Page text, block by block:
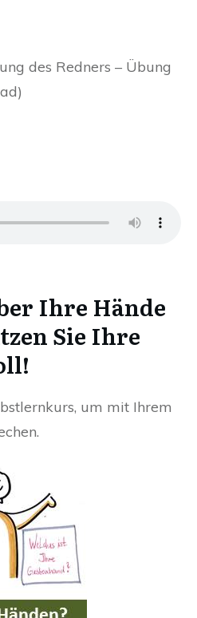
des Redners – Übung
Ihre Hände
Sie Ihre
um mit Ihrem